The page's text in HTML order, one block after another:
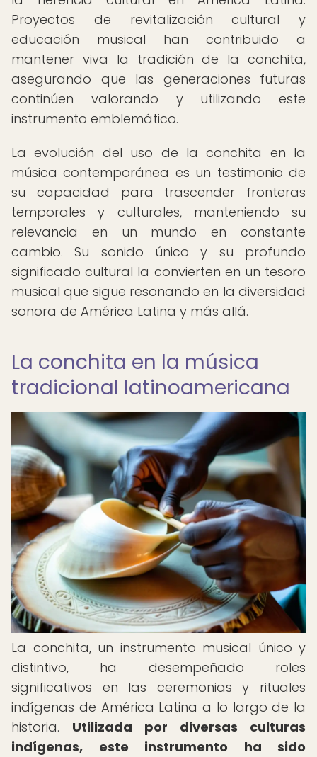
Proyectos de revitalización cultural y
educación musical han contribuido a
mantener viva la tradición de la conchita,
asegurando que las generaciones futuras
continúen valorando y utilizando este
instrumento emblemático.
La evolución del uso de la conchita en la
música contemporánea es un testimonio de
su capacidad para trascender fronteras
temporales y culturales, manteniendo su
relevancia en un mundo en constante
cambio. Su sonido único y su profundo
significado cultural la convierten en un tesoro
musical que sigue resonando en la diversidad
sonora de América Latina y más allá.
La conchita en la música
tradicional latinoamericana
La conchita, un instrumento musical único y
distintivo, ha desempeñado roles
significativos en las ceremonias y rituales
indígenas de América Latina a lo largo de la
historia. Utilizada por diversas culturas
indígenas, este instrumento ha sido